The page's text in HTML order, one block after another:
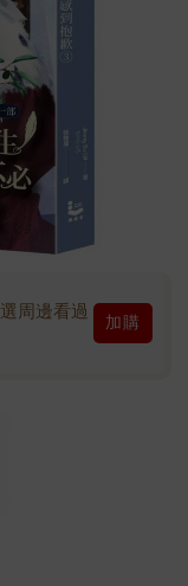
周邊看過
加購